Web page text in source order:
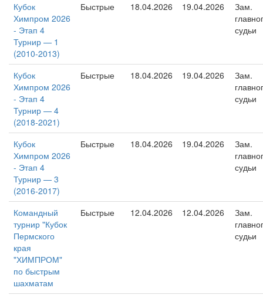
Кубок
Химпром 2026
- Этап 4
Турнир — 1
(2010-2013)
Быстрые 18.04.2026 19.04.2026
Зам.
судьи
Кубок
Химпром 2026
- Этап 4
Турнир — 4
(2018-2021)
Быстрые 18.04.2026 19.04.2026
Зам.
судьи
Кубок
Химпром 2026
- Этап 4
Турнир — 3
(2016-2017)
Быстрые 18.04.2026 19.04.2026
Зам.
судьи
Командный
турнир "Кубок
Пермского
края
"ХИМПРОМ"
по быстрым
шахматам
Быстрые 12.04.2026 12.04.2026
Зам.
судьи